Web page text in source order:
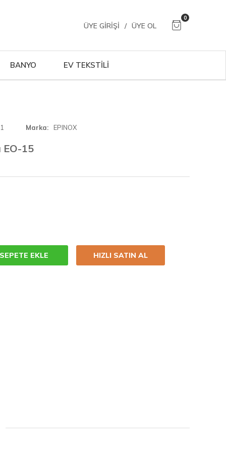
ÜYE GIRIŞI / ÜYE OL
0
BANYO EV TEKSTİLİ
Marka EPINOX
EO-15
SEPETE EKLE HIZLI SATIN AL